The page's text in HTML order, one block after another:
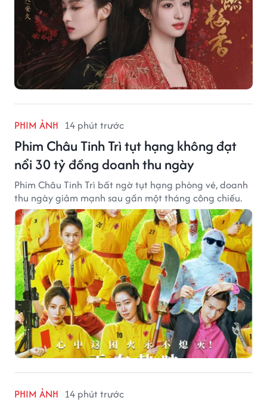
PHIM ẢNH 14 phút trước
Phim Châu Tinh Trì tụt hạng không đạt
nổi 30 tỷ đồng doanh thu ngày
Phim Châu Tinh Trì bất ngờ tụt hạng phòng vé, doanh
thu ngày giảm mạnh sau gần một tháng công chiếu.
PHIM ẢNH 14 phút trước